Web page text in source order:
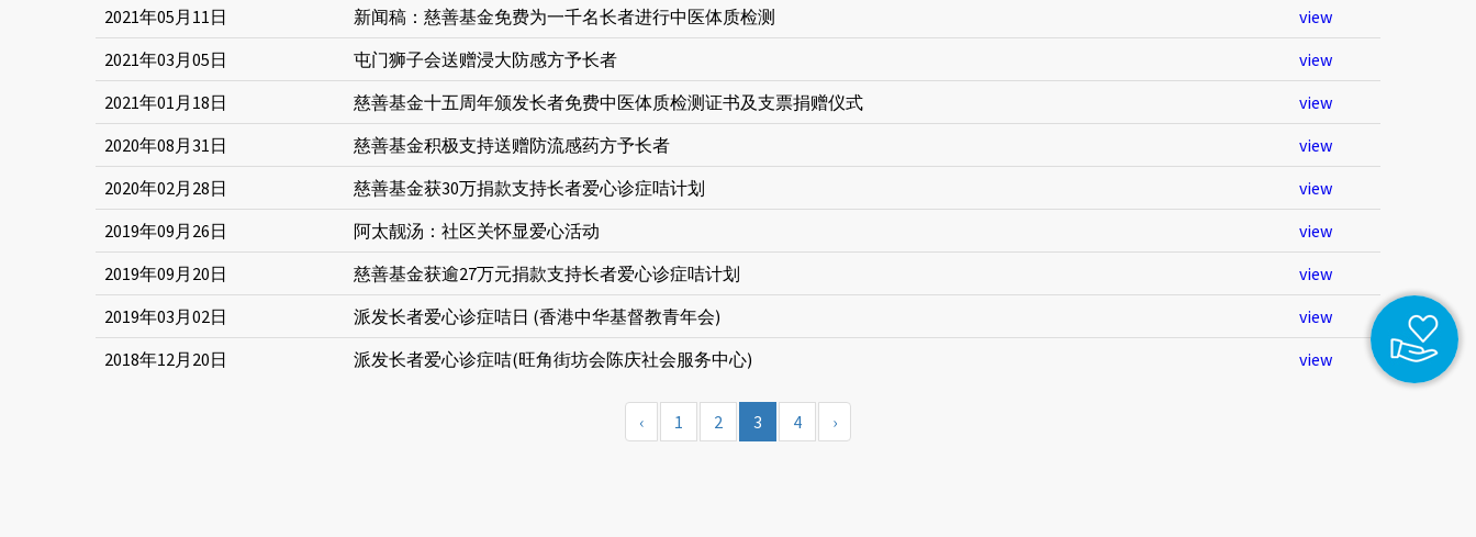
2021年05月11日
新闻稿：慈善基金免费为一千名长者进行中医体质检测
view
2021年03月05日
屯门狮子会送赠浸大防感方予长者
view
2021年01月18日
慈善基金十五周年颁发长者免费中医体质检测证书及支票捐赠仪式
view
2020年08月31日
慈善基金积极支持送赠防流感药方予长者
view
2020年02月28日
慈善基金获30万捐款支持长者爱心诊症咭计划
view
2019年09月26日
阿太靓汤：社区关怀显爱心活动
view
2019年09月20日
慈善基金获逾27万元捐款支持长者爱心诊症咭计划
view
2019年03月02日
派发长者爱心诊症咭日 (香港中华基督教青年会)
view
2018年12月20日
派发长者爱心诊症咭(旺角街坊会陈庆社会服务中心) view
‹ 1 2 3 4 ›